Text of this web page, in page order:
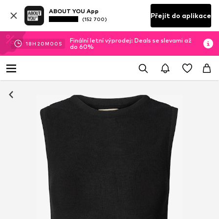
ABOUT YOU App
(152 700) Přejít do aplikace
18H 19M 59S
Finální letní výprodej: Deals se slevami až
do 60%